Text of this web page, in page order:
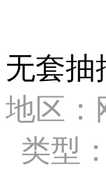
无套抽
地区：
类型